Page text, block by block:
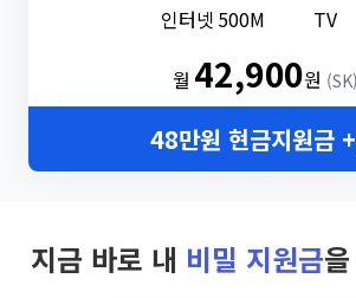
인터넷 500M TV
월 42,900원 (SK)
48만원 현금지원금
지금 바로 내 비밀 지원금